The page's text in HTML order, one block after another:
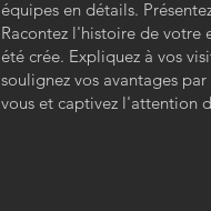
équipes en détails.
Racontez l'histoire de votre
été crée. Expliquez à vos
soulignez vos avantages
vous et captivez l'attention